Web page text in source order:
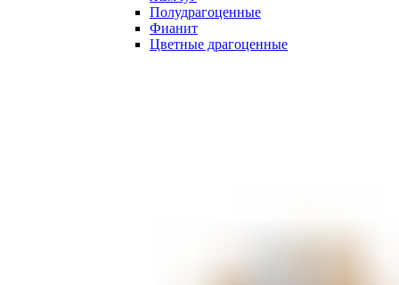
Полудрагоценные
Фианит
Цветные драгоценные